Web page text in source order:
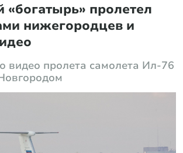
«богатырь» пролетел
нижегородцев и
видео пролета самолета Ил-76